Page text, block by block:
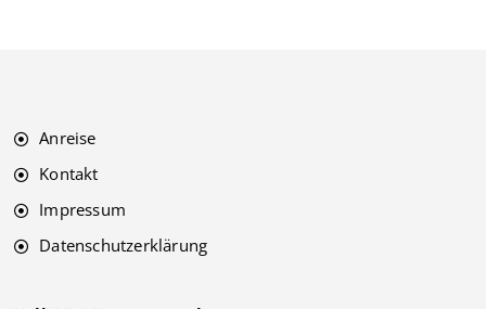
Anreise
Kontakt
Impressum
Datenschutzerklärung